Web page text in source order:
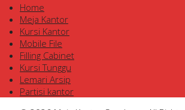
Home
Meja Kantor
Kursi Kantor
Mobile File
Filling Cabinet
Kursi Tunggu
Lemari Arsip
Partisi kantor